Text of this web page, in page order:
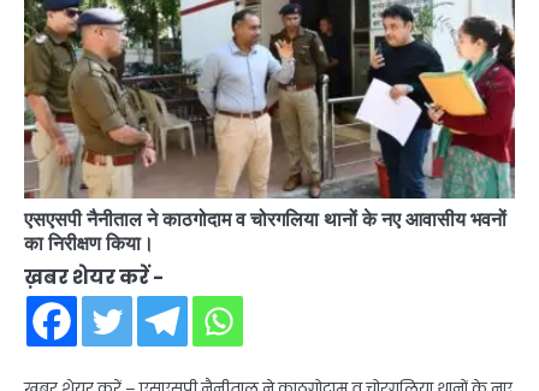
एसएसपी नैनीताल ने काठगोदाम व चोरगलिया थानों के नए आवासीय भवनों
का निरीक्षण किया।
ख़बर शेयर करें -